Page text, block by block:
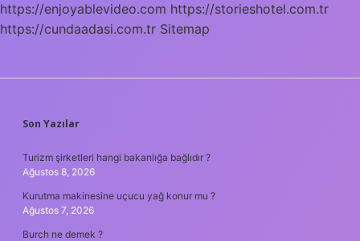
https://enjoyablevideo.com https://storieshotel.com.tr
https://cundaadasi.com.tr Sitemap
SIDEBAR
Son Yazılar
Turizm şirketleri hangi bakanlığa bağlıdır ?
Ağustos 8, 2026
Kurutma makinesine uçucu yağ konur mu ?
Ağustos 7, 2026
Burch ne demek ?